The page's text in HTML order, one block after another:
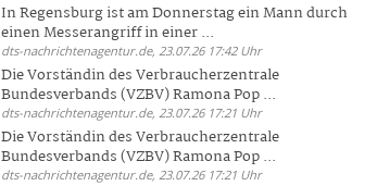
In Regensburg ist am Donnerstag ein Mann durch
einen Messerangriff in einer ...
dts-nachrichtenagentur.de, 23.07.26 17:42 Uhr
Die Vorständin des Verbraucherzentrale
Bundesverbands (VZBV) Ramona Pop ...
dts-nachrichtenagentur.de, 23.07.26 17:21 Uhr
Die Vorständin des Verbraucherzentrale
Bundesverbands (VZBV) Ramona Pop ...
dts-nachrichtenagentur.de, 23.07.26 17:21 Uhr